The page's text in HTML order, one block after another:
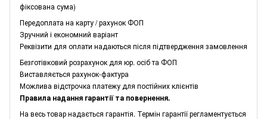
фіксована сума)
Передоплата на карту / рахунок ФОП
Зручний і економний варіант
Реквізити для оплати надаються після підтвердження замовлення
Безготівковий розрахунок для юр. осіб та ФОП
Виставляється рахунок-фактура
Можлива відстрочка платежу для постійних клієнтів
Правила надання гарантії та повернення.
На весь товар надається гарантія. Термін гарантії регламентується